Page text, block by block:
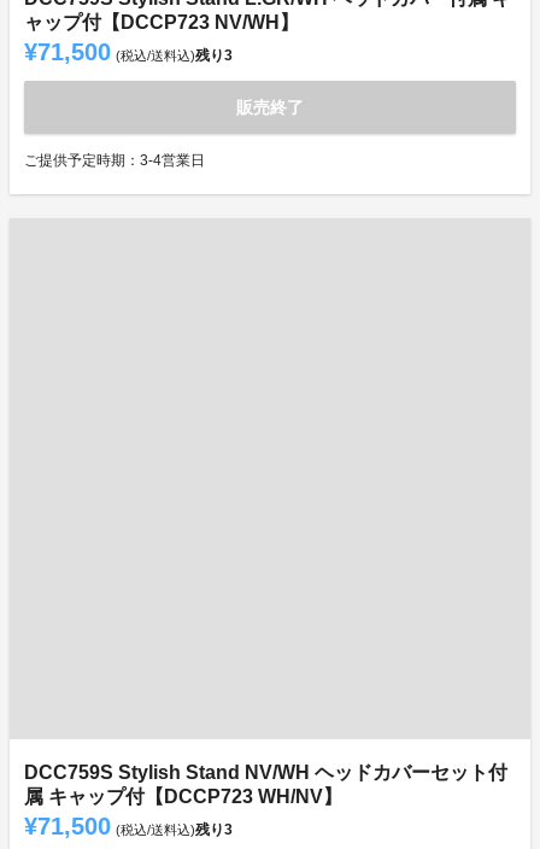
ャップ付【DCCP723 NV/WH】
¥71,500 (税込/送料込)残り3
販売終了
ご提供予定時期：3-4営業日
DCC759S Stylish Stand NV/WH ヘッドカバーセット付
属 キャップ付【DCCP723 WH/NV】
¥71,500 (税込/送料込)残り3